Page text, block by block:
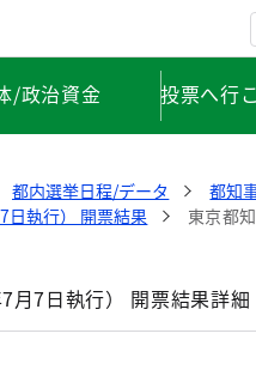
/政治資金 投票へ行
都内選挙日程/データ 都知
日執行） 開票結果
東京都
月7日執行） 開票結果詳